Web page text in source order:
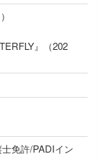
』（202
免許/PADIイン